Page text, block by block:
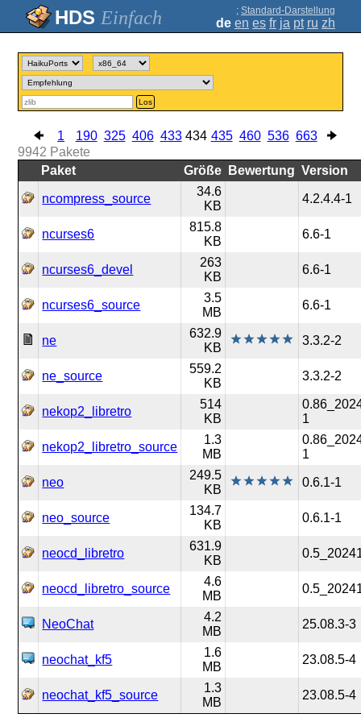
Einfach ; Standard-Darstellung
de en es fr ja pt ru zh
Los
1 190 325 406 433 434 435 460 536 663
9942 Pakete
Paket
Größe Bewertung Version
ncompress_source
34.6
KB
4.2.4.4-1
ncurses6
815.8
KB
6.6-1
ncurses6_devel
263
KB
6.6-1
ncurses6_source
3.5
MB
6.6-1
ne
632.9
KB
3.3.2-2
ne_source
559.2
KB
3.3.2-2
nekop2_libretro
514
KB
1
nekop2_libretro_source
1.3
MB
1
neo
249.5
KB
0.6.1-1
neo_source
134.7
KB
0.6.1-1
neocd_libretro
631.9
KB
neocd_libretro_source
4.6
MB
NeoChat
4.2
MB
25.08.3-3
neochat_kf5
1.6
MB
23.08.5-4
neochat_kf5_source
1.3
MB
23.08.5-4